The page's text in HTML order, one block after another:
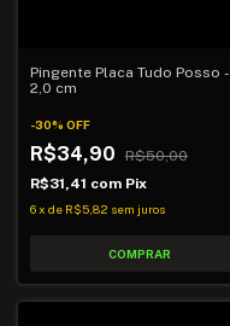
Pingente Placa Tudo Posso -
2,0 cm
-30% OFF
R$34,90
R$50,00
R$31,41 com Pix
6x de R$5,82 sem juros